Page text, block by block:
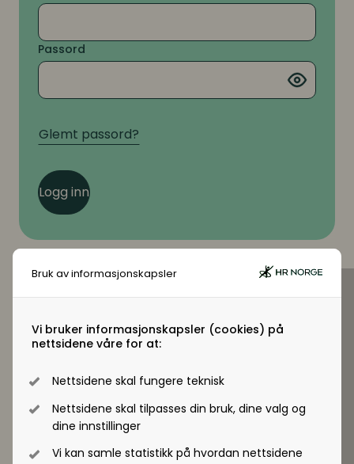
Bruk av informasjonskapsler
Vi bruker informasjonskapsler (cookies) på
nettsidene våre for at:
Nettsidene skal fungere teknisk
Nettsidene skal tilpasses din bruk, dine valg og
dine innstillinger
Vi kan samle statistikk på hvordan nettsidene
Passord
Glemt passord?
Logg inn
Jobber du i en virksomhet som er
ansatte tilgang til +artikler og andre
medlemsfordeler.
Registrer deg - Få tilgang